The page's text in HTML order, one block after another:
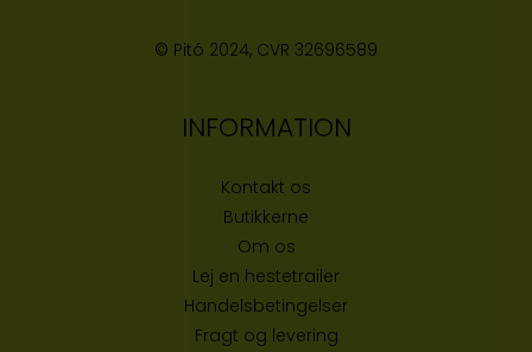
© Pitó 2024, CVR 32696589
INFORMATION
Kontakt os
Butikkerne
Om os
Lej en hestetrailer
Handelsbetingelser
Fragt og levering